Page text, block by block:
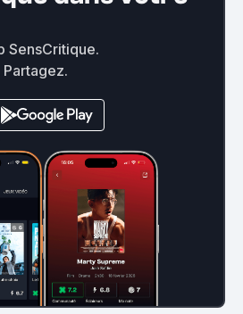
SensCritique.